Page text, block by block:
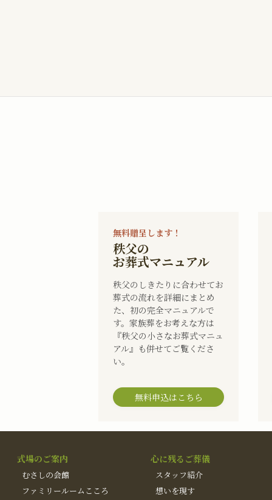
無料贈呈します！
秩父の
お葬式マニュアル
秩父のしきたりに合わせてお
葬式の流れを詳細にまとめ
た、初の完全マニュアルで
す。家族葬をお考えな方は
『秩父の小さなお葬式マニュ
アル』も併せてご覧くださ
い。
無料申込はこちら
式場のご案内
むさしの会館
ファミリールームこころ
心に残るご葬儀
スタッフ紹介
想いを現す